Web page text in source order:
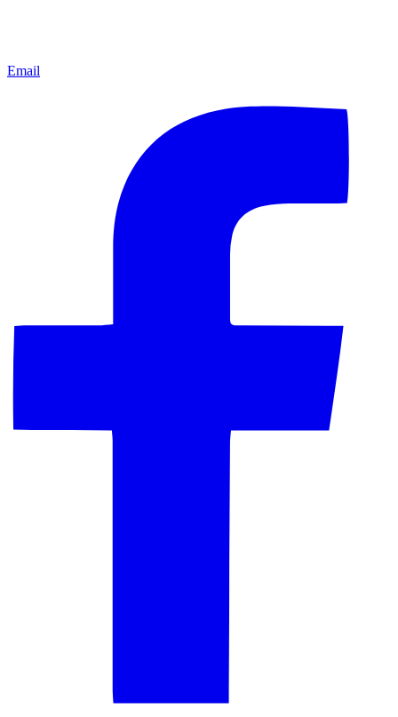
Email